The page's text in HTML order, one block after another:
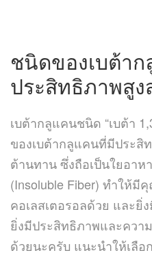
ชนิดของเบต้า
ประสิทธิภาพสูง
เบต้ากลูแคนชนิด “เบต้า
ของเบต้ากลูแคนที่มีประสิ
ต้านทาน ซึ่งถือเป็นใยอา
(Insoluble Fiber) ทำให้
คอเลสเตอรอลด้วย และยิ่
ยิ่งมีประสิทธิภาพและควา
ด้วยนะครับ แนะนำให้เลื